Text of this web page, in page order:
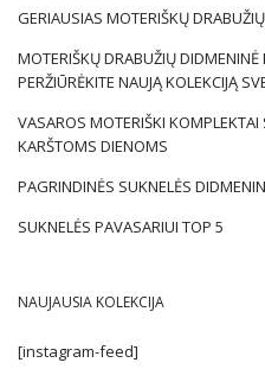
GERIAUSIAS MOTERIŠKŲ
MOTERIŠKŲ DRABUŽIŲ DIDMENINĖ
PERŽIŪRĖKITE NAUJĄ KOLEKCIJĄ
VASAROS MOTERIŠKI
KARŠTOMS DIENOMS
PAGRINDINĖS SUKNELĖS
SUKNELĖS PAVASARIUI TOP 5
NAUJAUSIA KOLEKCIJA
[instagram-feed]